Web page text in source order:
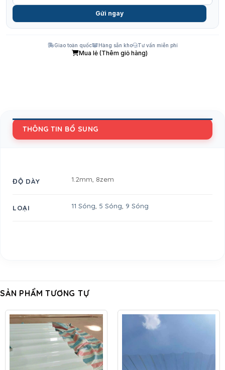
Gửi ngay
Giao toàn quốc Hàng sẵn kho Tư vấn miễn phí
Mua lẻ (Thêm giỏ hàng)
THÔNG TIN BỔ SUNG
ĐỘ DÀY 1.2mm, 8zem
LOẠI 11 Sóng 5 Sóng 9 Sóng
SẢN PHẨM TƯƠNG TỰ